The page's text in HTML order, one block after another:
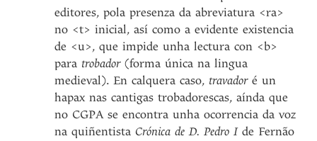
editores, pola presenza da abreviatura <ra>
no <t> inicial, así como a evidente existencia
de <u>, que impide unha lectura con <b>
paratrobador(forma única na lingua
medieval). En calquera caso,travadoré un
hapax nas cantigas trobadorescas, aínda que
no CGPA se encontra unha ocorrencia da voz
na quiñentistaCrónica de D. Pedro Ide Fernão